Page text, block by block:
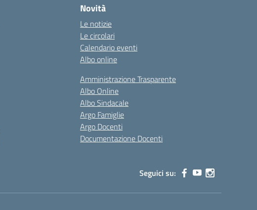
Novità
Le notizie
Le circolari
Calendario eventi
Albo online
Amministrazione Trasparente
Albo Online
Albo Sindacale
Argo Famiglie
Argo Docenti
Documentazione Docenti
Seguici su: